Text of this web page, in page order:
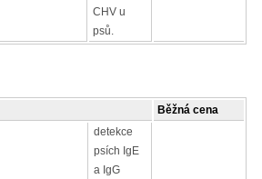
CHV u
psů.
Běžná cena
detekce
psích IgE
a IgG